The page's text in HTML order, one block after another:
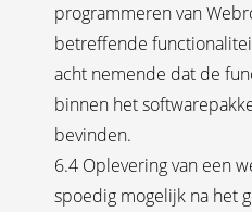
programmeren van
betreffende
acht nemende dat de
binnen het
bevinden.
6.4 Oplevering van een
spoedig mogelijk na het